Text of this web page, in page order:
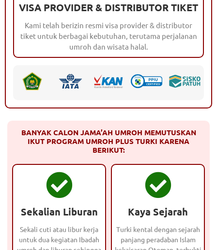
VISA PROVIDER & DISTRIBUTOR TIKET
Kami telah berizin resmi visa provider & distributor
tiket untuk berbagai kebutuhan, terutama perjalanan
umroh dan wisata halal.
BANYAK CALON JAMA’AH UMROH MEMUTUSKAN
IKUT PROGRAM UMROH PLUS TURKI KARENA
BERIKUT:
Sekalian Liburan
Sekali cuti atau libur kerja
untuk dua kegiatan Ibadah
Kaya Sejarah
Turki kental dengan sejarah
panjang peradaban Islam